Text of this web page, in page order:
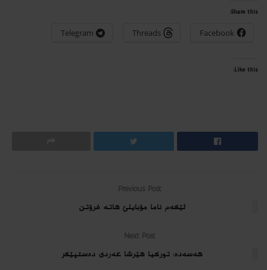
Share this:
Facebook
Threads
Telegram
Like this:
Previous Post
ئێكه‌م ناما مۆبایلێ هاته‌ فرۆتن
Next Post
هه‌سه‌ده‌: توركیا هێرشا عه‌ردی ده‌ستپێكر